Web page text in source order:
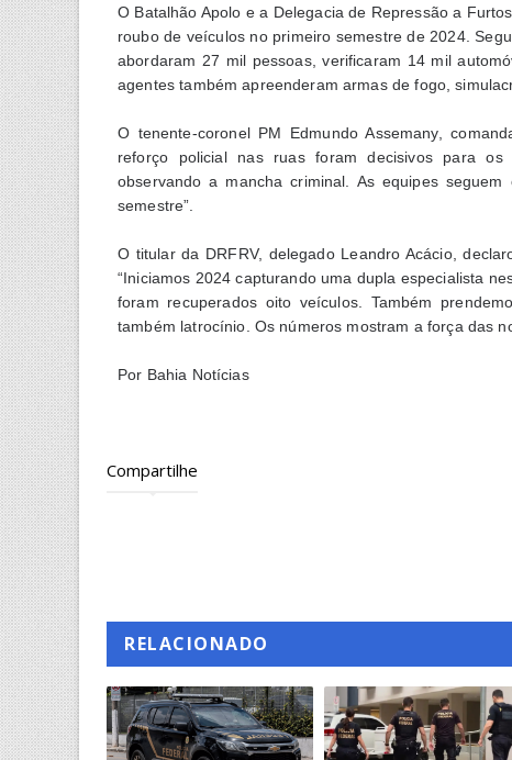
O Batalhão Apolo e a Delegacia de Repressão a
roubo de veículos no primeiro semestre de 2024.
abordaram 27 mil pessoas, verificaram 14 mil
agentes também apreenderam armas de fogo,
O tenente-coronel PM Edmundo Assemany,
reforço policial nas ruas foram decisivos para os
observando a mancha criminal. As equipes
semestre”.
O titular da DRFRV, delegado Leandro Acácio,
“Iniciamos 2024 capturando uma dupla especialista
foram recuperados oito veículos. Também
também latrocínio. Os números mostram a força das
Por Bahia Notícias
Compartilhe
RELACIONADO